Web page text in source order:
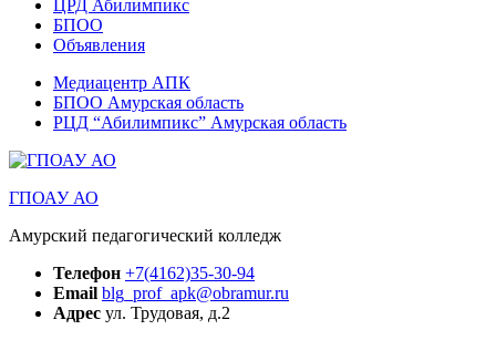
ЦРД Абилимпикс
БПОО
Объявления
Медиацентр АПК
БПОО Амурская область
РЦД “Абилимпикс” Амурская область
ГПОАУ АО
Амурский педагогический колледж
Телефон +7(4162)35-30-94
Email blg_prof_apk@obramur.ru
Адрес ул. Трудовая, д.2